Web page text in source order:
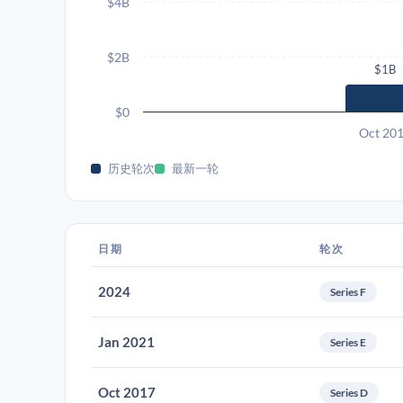
$1B
Oct
$0
$2B
历史轮次 最新一轮
日期 轮次
2024 Series F
Jan 2021 Series E
Oct 2017 Series D